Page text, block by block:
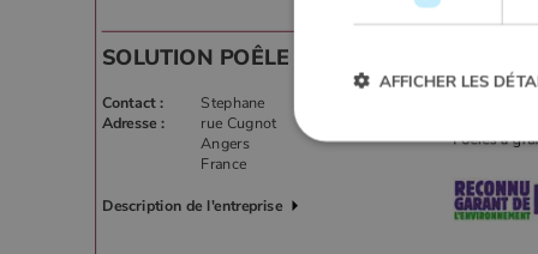
SOLUTION POÊLE
Contact : Stephane
Adresse : rue Cugnot
Angers
France
Description de l'entreprise
AFFICHER LES
Strictement
Les cookies strictement
gestion des comptes. Le site